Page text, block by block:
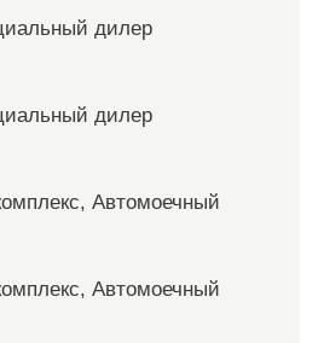
дилер
дилер
Автомоечный
Автомоечный